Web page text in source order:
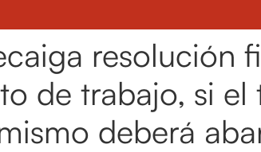
resolución
de trabajo, si
deberá